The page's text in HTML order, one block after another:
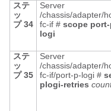
ステ
ッ
プ 34
Server
/chassis/adapter/
fc-if # scope port-
logi
ステ
ッ
プ 35
Server
/chassis/adapter/
fc-if/port-p-logi #
plogi-retries